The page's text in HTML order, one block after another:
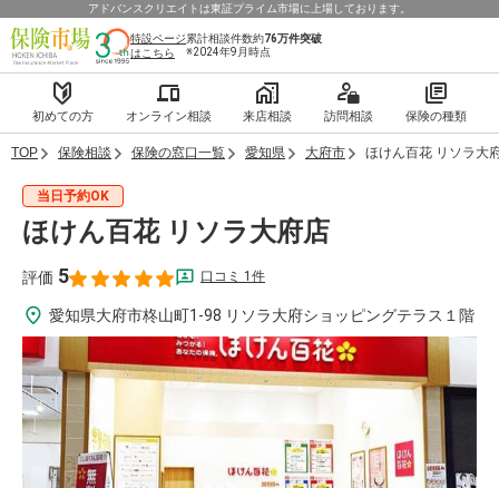
アドバンスクリエイトは東証プライム市場に上場しております。
特設ページ
はこちら
累計相談件数約76万件突破
※2024年9月時点
初めての方 オンライン相談 来店相談 訪問相談 保険の種類
TOP 保険相談 保険の窓口一覧 愛知県 大府市 ほけん百花 リソラ大
当日予約OK
ほけん百花 リソラ大府店
評価 5 口コミ 1件
愛知県大府市柊山町1-98 リソラ大府ショッピングテラス１階